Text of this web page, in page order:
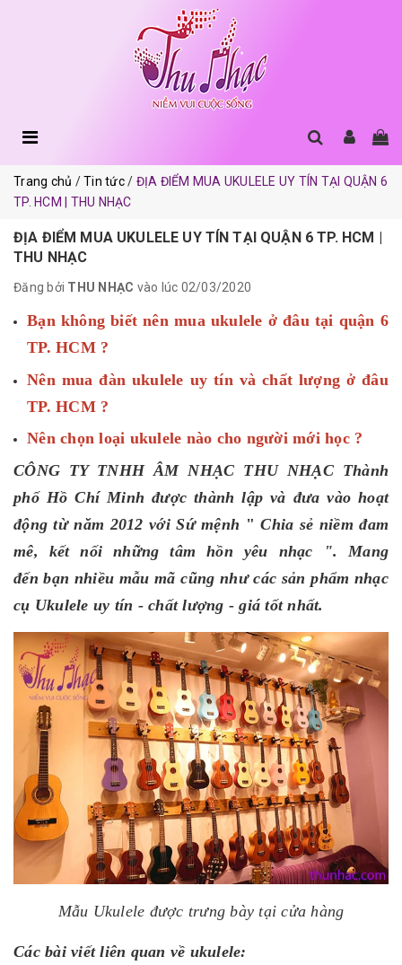
Trang chủ Tin tức
ĐỊA ĐIỂM MUA UKULELE UY TÍN TẠI QUẬN 6
TP. HCM | THU NHẠC
ĐỊA ĐIỂM MUA UKULELE UY TÍN TẠI QUẬN 6 TP. HCM |
THU NHẠC
Đăng bởi THU NHẠC vào lúc 02/03/2020
Bạn không biết nên mua ukulele ở đâu tại quận 6
TP. HCM ?
Nên mua đàn ukulele uy tín và chất lượng ở đâu
TP. HCM ?
Nên chọn loại ukulele nào cho người mới học ?
CÔNG TY TNHH ÂM NHẠC THU NHẠC Thành
phố Hồ Chí Minh được thành lập và đưa vào hoạt
động từ năm 2012 với Sứ mệnh "Chia sẻ niềm đam
mê, kết nối những tâm hồn yêu nhạc ". Mang
đến bạn nhiều mẫu mã cũng như các sản phẩm nhạc
cụ Ukulele uy tín - chất lượng - giá tốt nhất.
Mẫu Ukulele được trưng bày tại cửa hàng
Các bài viết liên quan về ukulele: